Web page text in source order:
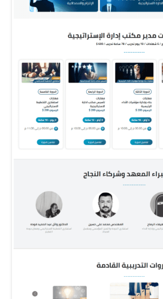
the experience on our Online
Websites for advertising,
other purposes. This is
detail below. The specific
third party cookies served
Websites and the purposes
described below (please
specific cookies served may
on the specific Online
You have the right to decide
accept or reject cookies. You
your cookie rights by setting
preferences in the Cookie
accept or reject. Essential
be rejected as they are
provide you with services.